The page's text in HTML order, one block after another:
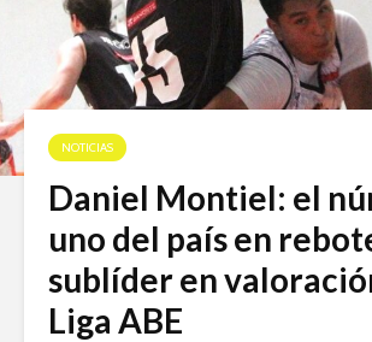
NOTICIAS
Daniel Montiel: el
uno del país en
sublíder en
Liga ABE